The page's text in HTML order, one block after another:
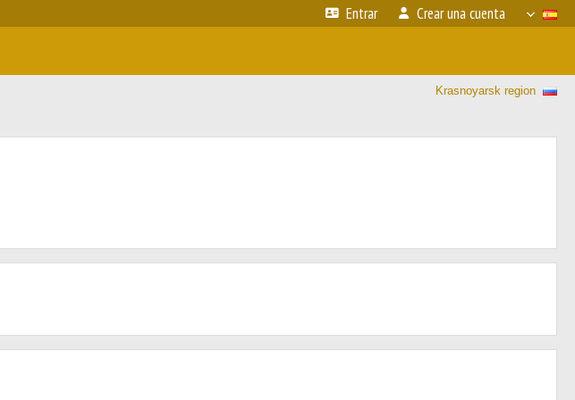
Entrar Crear una cuenta
Krasnoyarsk region